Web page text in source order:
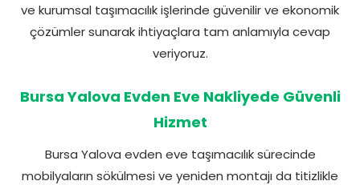
ve kurumsal taşımacılık işlerinde güvenilir ve ekonomik
çözümler sunarak ihtiyaçlara tam anlamıyla cevap
veriyoruz.
Bursa Yalova Evden Eve Nakliyede Güvenli
Hizmet
Bursa Yalova evden eve taşımacılık sürecinde
mobilyaların sökülmesi ve yeniden montajı da titizlikle